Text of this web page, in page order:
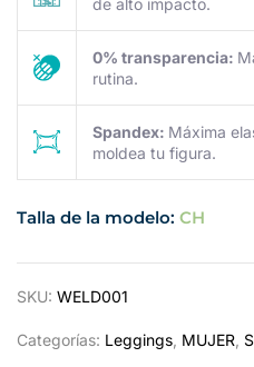
de alto impacto.
0% transparencia:
rutina.
Spandex: Máxima
moldea tu figura.
Talla de la modelo: CH
SKU: WELD001
Categorías: Leggings MUJER